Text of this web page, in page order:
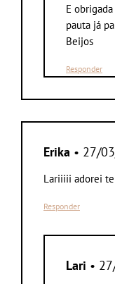
E
pauta já
Beijos
Responder
Erika • 27/
Lariiiii adorei
Responder
Lari •